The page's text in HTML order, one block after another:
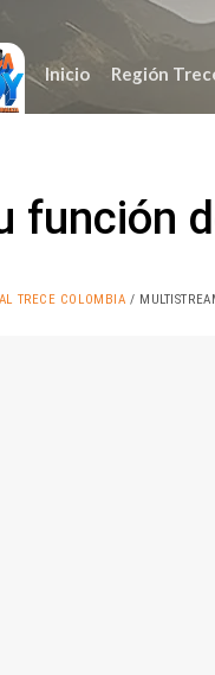
Inicio Región
función
TRECE COLOMBIA /